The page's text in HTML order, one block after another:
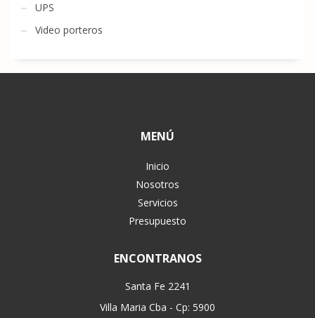
UPS
Video porteros
MENÚ
Inicio
Nosotros
Servicios
Presupuesto
ENCONTRANOS
Santa Fe 2241
Villa Maria Cba - Cp: 5900